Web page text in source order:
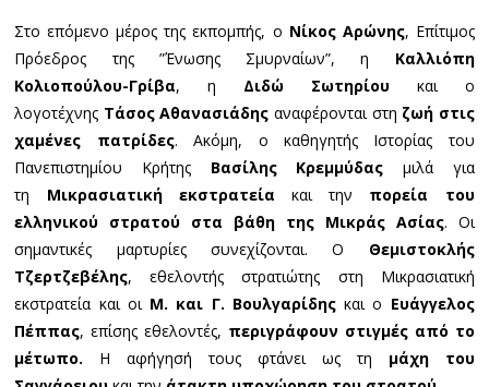
Στο επόμενο μέρος της εκπομπής, ο Νίκος Αρώνης, Επίτιμος
Πρόεδρος της ”Ένωσης Σμυρναίων”, η Καλλιόπη
Κολιοπούλου-Γρίβα, η Διδώ Σωτηρίουκαι ο
λογοτέχνης Τάσος Αθανασιάδης αναφέρονται στη ζωή στις
χαμένες πατρίδες. Ακόμη, ο καθηγητής Ιστορίας του
Πανεπιστημίου Κρήτης Βασίλης Κρεμμύδας μιλά για
τη Μικρασιατική εκστρατεία και την πορεία του
ελληνικού στρατού στα βάθη της Μικράς Ασίας. Οι
σημαντικές μαρτυρίες συνεχίζονται. Ο Θεμιστοκλής
Τζερτζεβέλης, εθελοντής στρατιώτης στη Μικρασιατική
εκστρατεία και οι Μ. και Γ. Βουλγαρίδηςκαι ο Ευάγγελος
Πέππας, επίσης εθελοντές, περιγράφουν στιγμές από το
μέτωπο. Η αφήγησή τους φτάνει ως τη μάχη του